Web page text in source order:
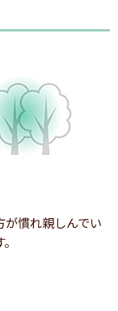
慣れ親しんでい